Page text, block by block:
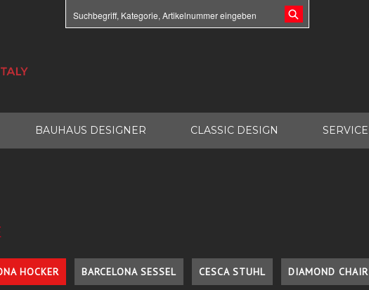
BAUHAUS DESIGNER CLASSIC DESIGN SERVICE
HOCKER BARCELONA SESSEL CESCA STUHL DIAMOND CHAIR